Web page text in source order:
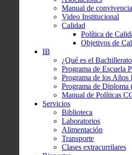
Manual de convivencia
Video Institucional
Calidad
Política de
Objetivos de
IB
¿Qué es el
Programa de Escuela
Programa de los
Programa de Diploma
Manual de Políticas
Servicios
Biblioteca
Laboratorios
Alimentación
Transporte
Clases extracurrilares